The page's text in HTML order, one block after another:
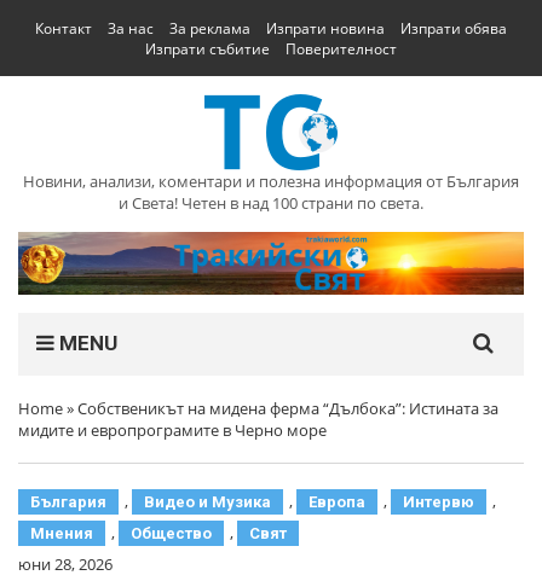
Контакт За нас За реклама Изпрати новина
Изпрати обява
Изпрати събитие
Поверителност
Новини, анализи, коментари и полезна информация от България
и Света! Четен в над 100 страни по света.
MENU
Home»Собственикът на мидена ферма “Дълбока”: Истината за
мидите и европрограмите в Черно море
България , Видео и Музика , Европа , Интервю ,
Мнения , Общество , Свят
юни 28, 2026